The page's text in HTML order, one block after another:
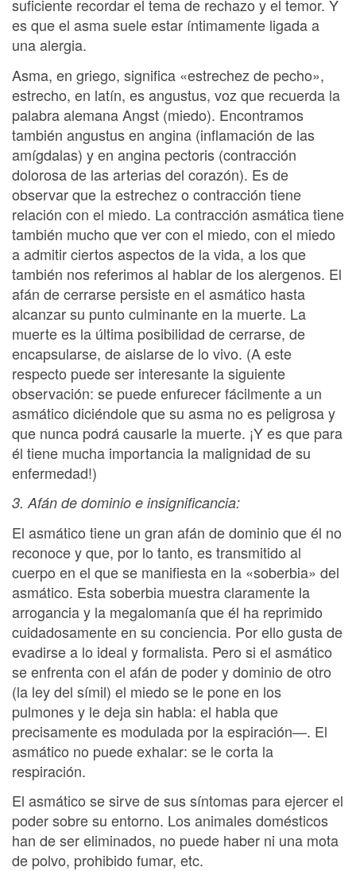
suficiente recordar el tema de rechazo y el temor. Y
es que el asma suele estar íntimamente ligada a
una alergia.
Asma, en griego, significa «estrechez de pecho»,
estrecho, en latín, es angustus, voz que recuerda la
palabra alemana Angst (miedo). Encontramos
también angustus en angina (inflamación de las
amígdalas) y en angina pectoris (contracción
dolorosa de las arterias del corazón). Es de
observar que la estrechez o contracción tiene
relación con el miedo. La contracción asmática tiene
también mucho que ver con el miedo, con el miedo
a admitir ciertos aspectos de la vida, a los que
también nos referimos al hablar de los alergenos. El
afán de cerrarse persiste en el asmático hasta
alcanzar su punto culminante en la muerte. La
muerte es la última posibilidad de cerrarse, de
encapsularse, de aislarse de lo vivo. (A este
respecto puede ser interesante la siguiente
observación: se puede enfurecer fácilmente a un
asmático diciéndole que su asma no es peligrosa y
que nunca podrá causarle la muerte. ¡Y es que para
él tiene mucha importancia la malignidad de su
enfermedad!)
3. Afán de dominio e insignificancia:
El asmático tiene un gran afán de dominio que él no
reconoce y que, por lo tanto, es transmitido al
cuerpo en el que se manifiesta en la «soberbia» del
asmático. Esta soberbia muestra claramente la
arrogancia y la megalomanía que él ha reprimido
cuidadosamente en su conciencia. Por ello gusta de
evadirse a lo ideal y formalista. Pero si el asmático
se enfrenta con el afán de poder y dominio de otro
(la ley del símil) el miedo se le pone en los
pulmones y le deja sin habla: el habla que
precisamente es modulada por la espiración—. El
asmático no puede exhalar: se le corta la
respiración.
El asmático se sirve de sus síntomas para ejercer el
poder sobre su entorno. Los animales domésticos
han de ser eliminados, no puede haber ni una mota
de polvo, prohibido fumar, etc.